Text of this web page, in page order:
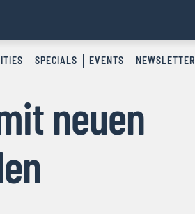
SPECIALS EVENTS NEWSLETTER
neuen